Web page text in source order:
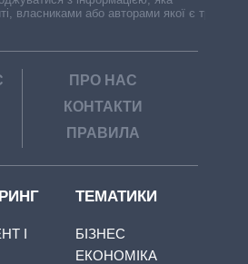
власниками або авторами якої є треті
ПРО НАС
КОНТАКТИ
ПРАВИЛА
І
ТЕМАТИКИ
БІЗНЕС
ЕКОНОМІКА